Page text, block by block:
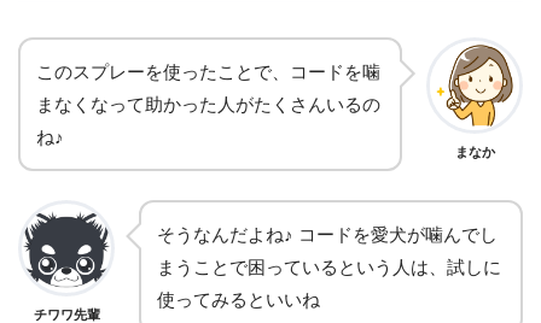
このスプレーを使ったことで、コードを噛
まなくなって助かった人がたくさんいるの
ね♪
まなか
チワワ先輩
そうなんだよね♪ コードを愛犬が噛んでし
まうことで困っているという人は、試しに
使ってみるといいね